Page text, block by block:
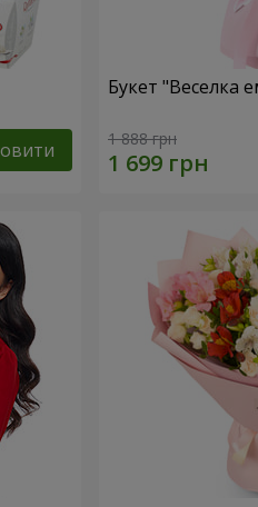
Букет "Веселка
1 888 грн